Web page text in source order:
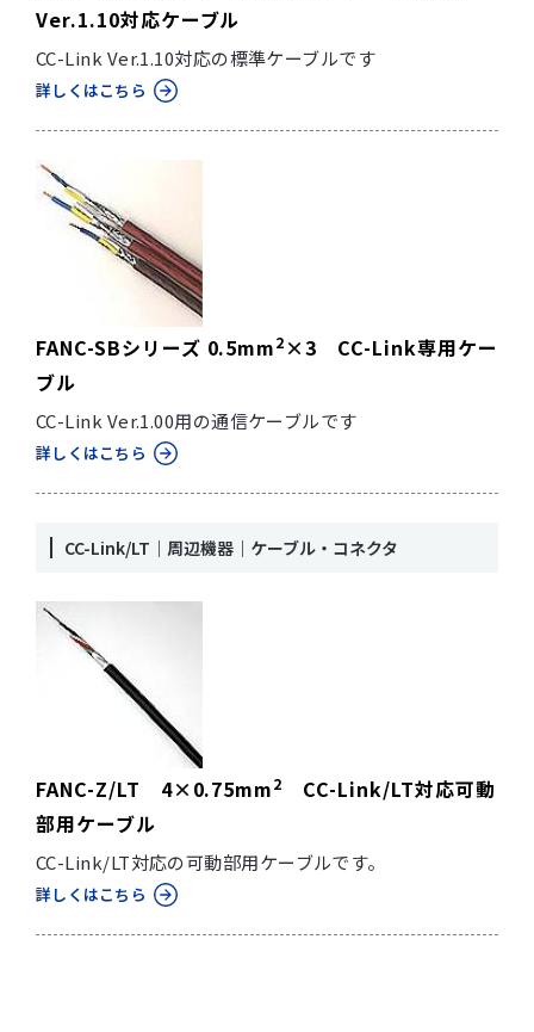
Ver.1.10対応ケーブル
CC-Link Ver.1.10対応の標準ケーブルです
詳しくはこちら
FANC-SBシリーズ 0.5mm2 ×3 CC-Link専用ケー
ブル
CC-Link Ver.1.00用の通信ケーブルです
詳しくはこちら
CC-Link/LT｜周辺機器｜ケーブル・コネクタ
FANC-Z/LT 4×0.75mm2
CC-Link/LT対応可動
部用ケーブル
CC-Link/LT対応の可動部用ケーブルです。
詳しくはこちら